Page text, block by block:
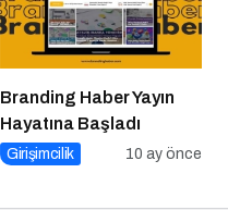
Branding Haber Yayın
Hayatına Başladı
Girişimcilik 10 ay önce